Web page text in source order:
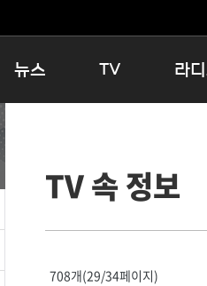
뉴스
보은
TV
인생내컷
테마기행 길
시청자 FLEX
라
16:00 완
우리 고
TV 속 정보
708개(29/34페이지)